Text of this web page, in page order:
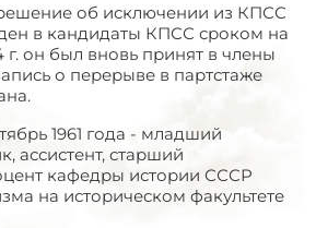
решение об исключении из КПСС
в кандидаты КПСС сроком на
г. он был вновь принят в члены
о перерыве в партстаже
1961 года - младший
ассистент, старший
кафедры истории СССР
на историческом факультете